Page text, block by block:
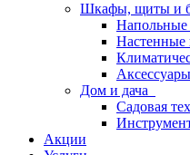
Шкафы, щиты и
Дом и дача
Садовая
Акции